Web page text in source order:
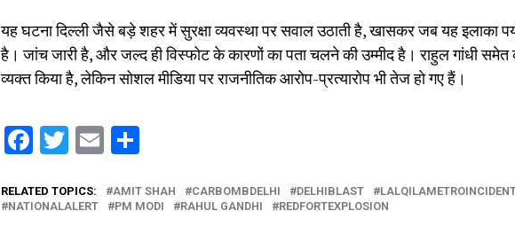
यह घटना दिल्ली जैसे बड़े शहर में सुरक्षा व्यवस्था पर सवाल उठाती है, खासकर जब यह इलाका
है। जांच जारी है, और जल्द ही विस्फोट के कारणों का पता चलने की उम्मीद है। राहुल गांधी
व्यक्त किया है, लेकिन सोशल मीडिया पर राजनीतिक आरोप-प्रत्यारोप भी तेज हो गए हैं।
Facebook
Twitter
Email
RELATED TOPICS: AMIT SHAH CARBOMBDELHI DELHIBLAST
NATIONALALERT
PM MODI RAHUL GANDHI REDFORTEXPLOSION